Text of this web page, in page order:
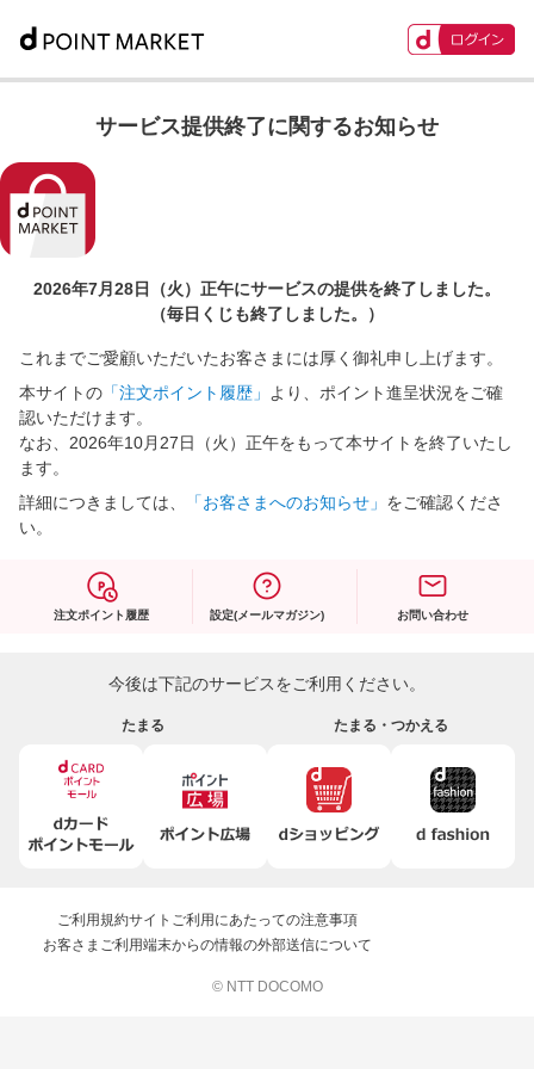
サービス提供終了に関するお知らせ
2026年7月28日（火）正午にサービスの提供を終了しました。
（毎日くじも終了しました。）
これまでご愛顧いただいたお客さまには厚く御礼申し上げます。
本サイトの 「注文ポイント履歴」
より、ポイント進呈状況をご確
認いただけます。
なお、2026年10月27日（火）正午をもって本サイトを終了いたし
ます。
詳細につきましては、
「お客さまへのお知らせ」 をご確認くださ
い。
注文ポイント履歴 設定(メールマガジン) お問い合わせ
今後は下記のサービスをご利用ください。
たまる たまる・つかえる
ご利用規約サイトご利用にあたっての注意事項
お客さまご利用端末からの情報の外部送信について
© NTT DOCOMO